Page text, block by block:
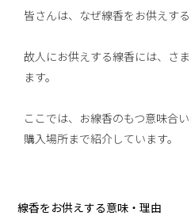
皆さんは、なぜ線香をお供えす
故人にお供えする線香には、さ
ます。
ここでは、お線香のもつ意味合
購入場所まで紹介しています。
線香をお供えする意味・理由